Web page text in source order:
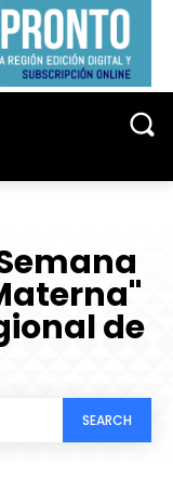
de
SEARCH